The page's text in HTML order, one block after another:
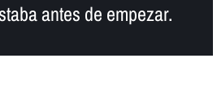
antes de empezar.